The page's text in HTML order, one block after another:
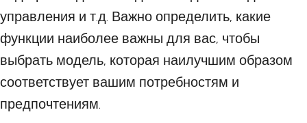
управления и т.д. Важно определить, какие
функции наиболее важны для вас, чтобы
выбрать модель, которая наилучшим образом
соответствует вашим потребностям и
предпочтениям.